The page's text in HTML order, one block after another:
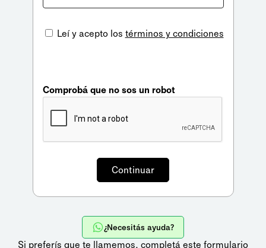
Leí y acepto los términos y condiciones
Comprobá que no sos un robot
¿Necesitás ayuda?
Si preferís que te llamemos, completá este formulario